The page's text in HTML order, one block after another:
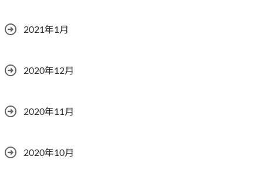
2021年1月
2020年12月
2020年11月
2020年10月